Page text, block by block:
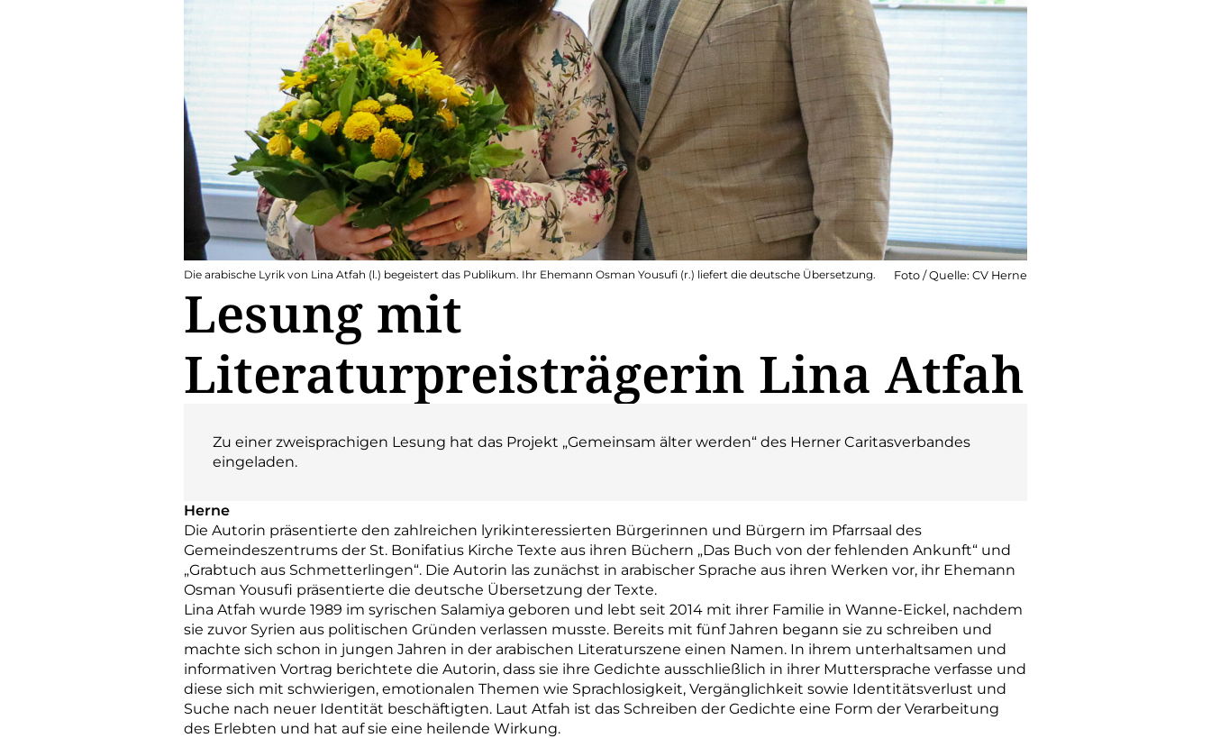
Die arabische Lyrik von Lina Atfah (l.) begeistert das Publikum. Ihr Ehemann Osman Yousufi (r.) liefert die deutsche Übersetzung. Foto / Quelle: CV Herne
Lesung mit
Literaturpreisträgerin Lina Atfah
Zu einer zweisprachigen Lesung hat das Projekt „Gemeinsam älter werden“ des Herner Caritasverbandes
eingeladen.
Herne
Die Autorin präsentierte den zahlreichen lyrikinteressierten Bürgerinnen und Bürgern im Pfarrsaal des
Gemeindeszentrums der St. Bonifatius Kirche Texte aus ihren Büchern „Das Buch von der fehlenden Ankunft“ und
„Grabtuch aus Schmetterlingen“. Die Autorin las zunächst in arabischer Sprache aus ihren Werken vor, ihr Ehemann
Osman Yousufi präsentierte die deutsche Übersetzung der Texte.
Lina Atfah wurde 1989 im syrischen Salamiya geboren und lebt seit 2014 mit ihrer Familie in Wanne-Eickel, nachdem
sie zuvor Syrien aus politischen Gründen verlassen musste. Bereits mit fünf Jahren begann sie zu schreiben und
machte sich schon in jungen Jahren in der arabischen Literaturszene einen Namen. In ihrem unterhaltsamen und
informativen Vortrag berichtete die Autorin, dass sie ihre Gedichte ausschließlich in ihrer Muttersprache verfasse und
diese sich mit schwierigen, emotionalen Themen wie Sprachlosigkeit, Vergänglichkeit sowie Identitätsverlust und
Suche nach neuer Identität beschäftigten. Laut Atfah ist das Schreiben der Gedichte eine Form der Verarbeitung
des Erlebten und hat auf sie eine heilende Wirkung.